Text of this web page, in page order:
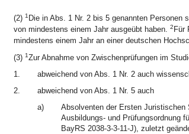
(2) 1 Die in Abs. 1 Nr. 2 bis 5 genannten
von mindestens einem Jahr ausgeübt haben. 2 Für
mindestens einem Jahr an einer deutschen
(3) 1Zur Abnahme von Zwischenprüfungen im
1.
abweichend von Abs. 1 Nr. 2 auch
2.
abweichend von Abs. 1 Nr. 5 auch
a)
Absolventen der Ersten Juristischen
Ausbildungs- und Prüfungsordnung
BayRS 2038-3-3-11-J), zuletzt